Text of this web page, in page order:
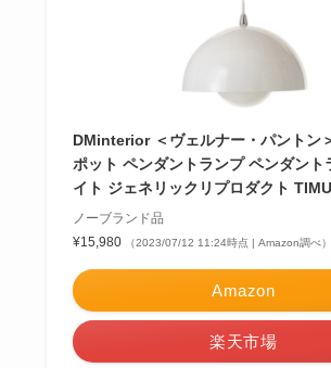
DMinterior ＜ヴェルナー・パントン
ポット ペンダントランプ ペンダント
イト ジェネリックリプロダクト
ノーブランド品
¥15,980
（2023/07/12 11:24時点 | Amazon調べ）
Amazon
楽天市場